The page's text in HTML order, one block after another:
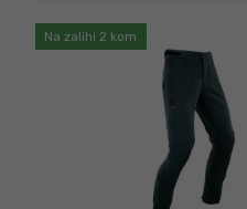
Na zalihi 2 kom